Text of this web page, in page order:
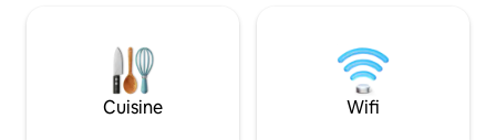
fer et planche à repasser. Emplacement
exceptionnel à proximité du centre
commercial Rio Poty, qui est bien
approvisionné, et de plusieurs cliniques
dispose d'une
Fi, d'une place de
épicerie dans la
calme et
Cuisine Wifi